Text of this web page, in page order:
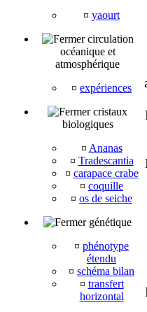
¤ yaourt
circulation
océanique et
atmosphérique
¤ expériences
cristaux
biologiques
¤ Ananas
¤ Tradescantia
¤ carapace crabe
¤ coquille
¤ os de seiche
génétique
¤ phénotype
étendu
¤ schéma bilan
¤ transfert
horizontal